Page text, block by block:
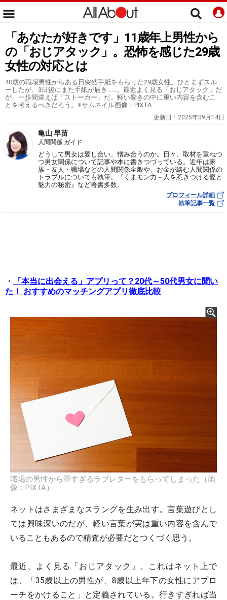
「あなたが好きです」11歳年上男性から
の「おじアタック」。恐怖を感じた29歳
女性の対応とは
40歳の職場男性からある日突然手紙をもらった29歳女性。ひとまずスル
ーしたが、3日後にまた手紙が届き……。最近よく見る「おじアタック」だ
が、一歩間違えば「ストーカー」だ。軽い響きの中に重い内容を含むこ
とを考えるべきだろう。※サムネイル画像：PIXTA
更新日： 2025年09月14日
亀山 早苗
人間関係 ガイド
どうして男女は愛し合い、憎み合うのか。日々、取材を重ねつ
つ男女関係について記事や本に書きつづっている。近年は家
族・友人・職場などの人間関係全般や、お金が絡む人間関係の
トラブルについても執筆。『くまモン力－人を惹きつける愛と
魅力の秘密』など著書多数。
プロフィール詳細
執筆記事一覧
・
「本当に出会える」アプリって？20代～50代男女に聞い
た！ おすすめのマッチングアプリ徹底比較
職場の男性から重すぎるラブレターをもらってしまった（画
像：PIXTA）
ネットはさまざまなスラングを生み出す。言葉遊びとし
ては興味深いのだが、軽い言葉が実は重い内容を含んで
いることもあるので精査が必要だとつくづく思う。
最近、よく見る「おじアタック」。これはネット上で
は、「35歳以上の男性が、8歳以上年下の女性にアプロ
ーチをかけること」と定義されている。行きすぎれば当